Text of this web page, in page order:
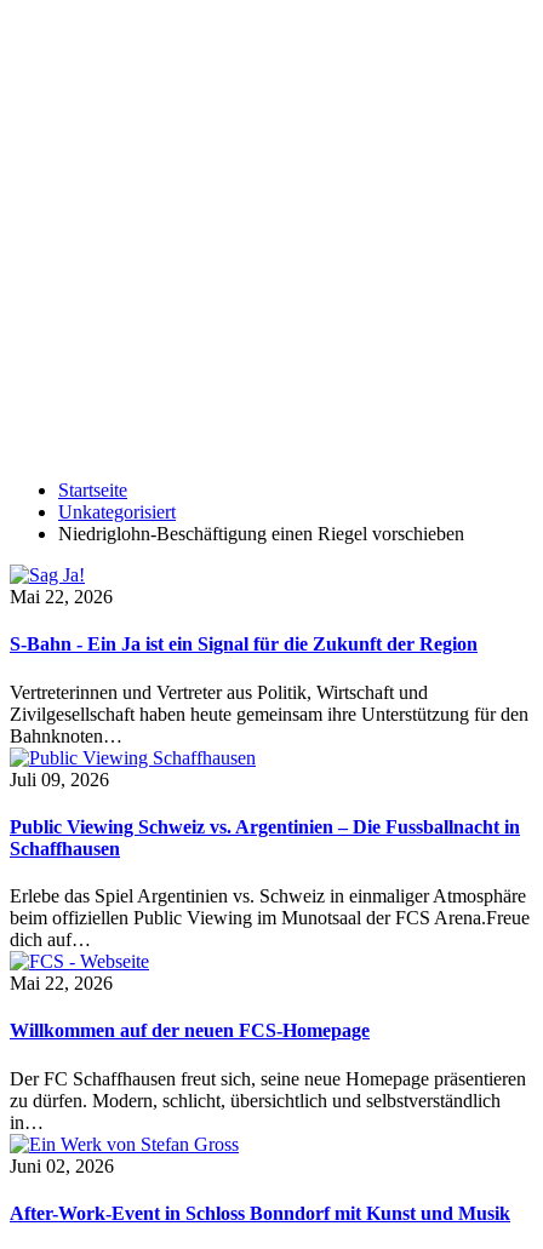
Startseite
Unkategorisiert
Niedriglohn-Beschäftigung einen Riegel vorschieben
Mai 22, 2026
S-Bahn - Ein Ja ist ein Signal für die Zukunft der Region
Vertreterinnen und Vertreter aus Politik, Wirtschaft und
Zivilgesellschaft haben heute gemeinsam ihre Unterstützung für den
Bahnknoten…
Juli 09, 2026
Public Viewing Schweiz vs. Argentinien – Die Fussballnacht in
Schaffhausen
Erlebe das Spiel Argentinien vs. Schweiz in einmaliger Atmosphäre
beim offiziellen Public Viewing im Munotsaal der FCS Arena.Freue
dich auf…
Mai 22, 2026
Willkommen auf der neuen FCS-Homepage
Der FC Schaffhausen freut sich, seine neue Homepage präsentieren
zu dürfen. Modern, schlicht, übersichtlich und selbstverständlich
in…
Juni 02, 2026
After-Work-Event in Schloss Bonndorf mit Kunst und Musik